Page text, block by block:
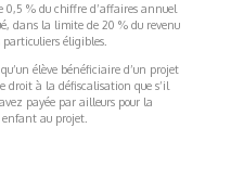
0,5 % du chiffre d’affaires annuel
dans la limite de 20 % du revenu
éligibles.
élève bénéficiaire d’un projet
droit à la défiscalisation que s’il
payée par ailleurs pour la
au projet.